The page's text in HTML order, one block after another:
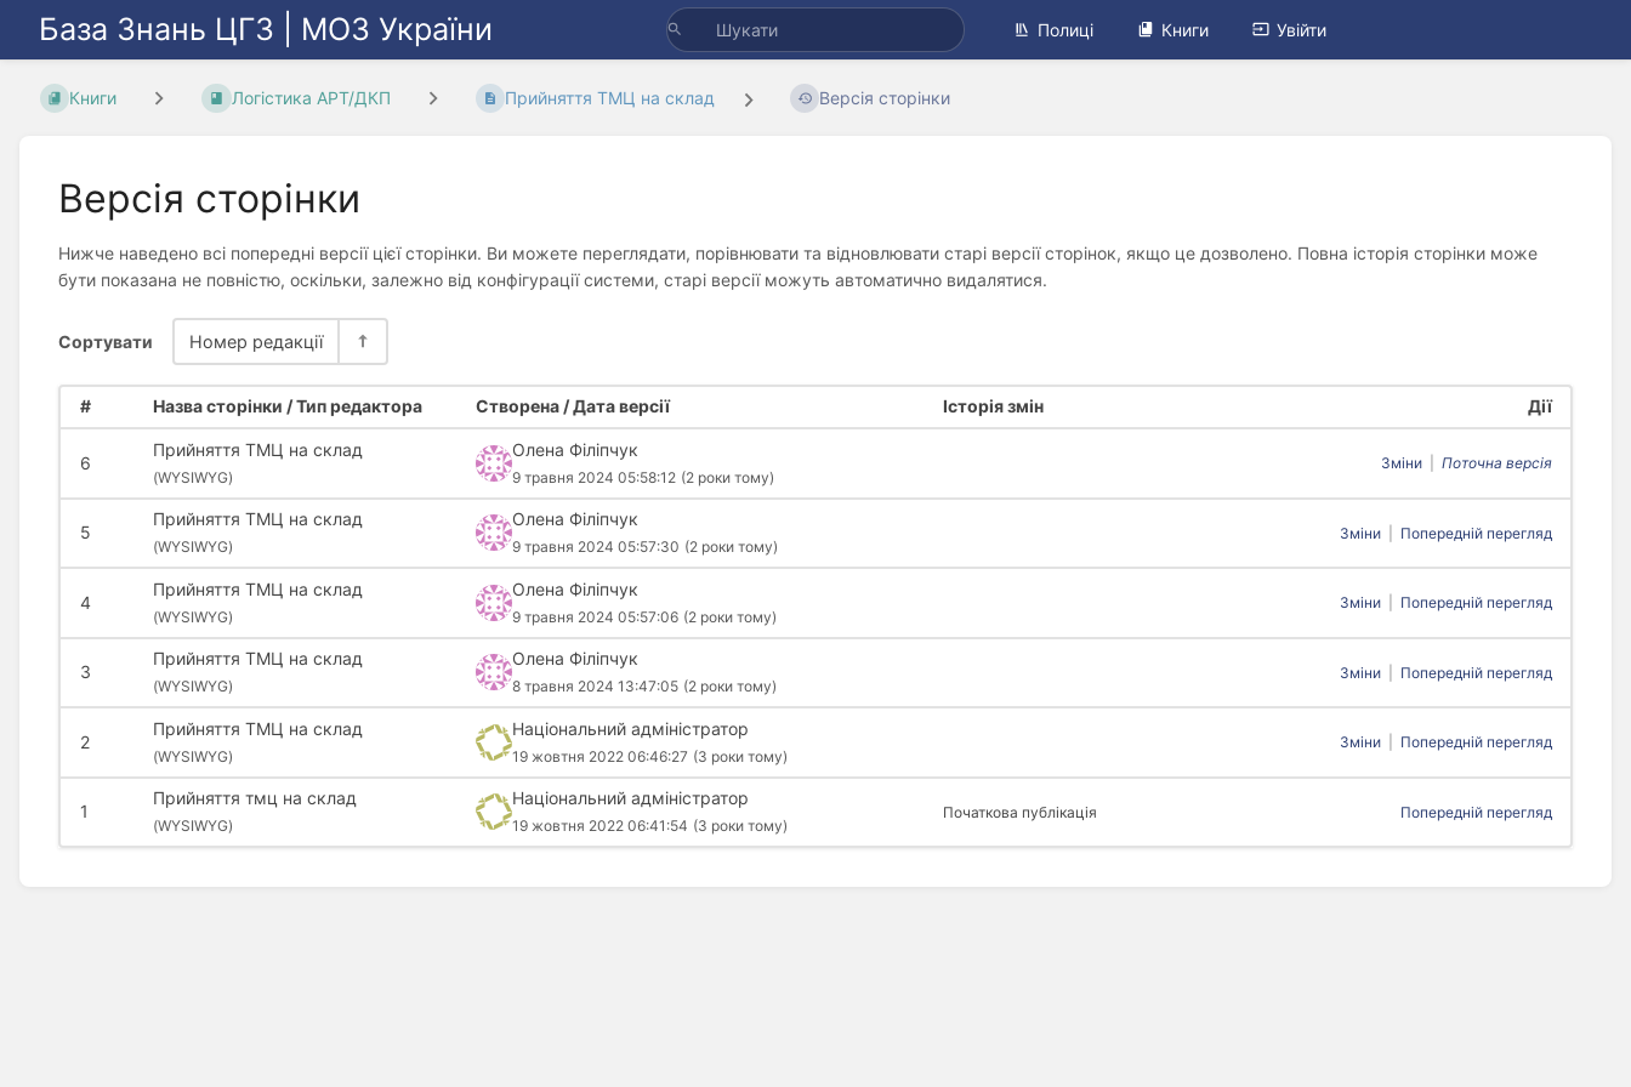
База Знань ЦГЗ | МОЗ України Полиці Книги Увійти
Книги Логістика АРТ/ДКП Прийняття ТМЦ на склад Версія сторінки
Версія сторінки
Нижче наведено всі попередні версії цієї сторінки. Ви можете переглядати, порівнювати та відновлювати старі версії сторінок, якщо це дозволено. Повна історія сторінки може
бути показана не повністю, оскільки, залежно від конфігурації системи, старі версії можуть автоматично видалятися.
Сортувати Номер редакції
# Назва сторінки / Тип редактора Створена / Дата версії Історія змін Дії
6
Прийняття ТМЦ на склад
(WYSIWYG)
Олена Філіпчук
9 травня 2024 05:58:12 (2 роки тому)
Зміни Поточна версія
5
Прийняття ТМЦ на склад
(WYSIWYG)
Олена Філіпчук
9 травня 2024 05:57:30 (2 роки тому)
Зміни Попередній перегляд
4
Прийняття ТМЦ на склад
(WYSIWYG)
Олена Філіпчук
9 травня 2024 05:57:06 (2 роки тому)
Зміни Попередній перегляд
3
Прийняття ТМЦ на склад
(WYSIWYG)
Олена Філіпчук
8 травня 2024 13:47:05 (2 роки тому)
Зміни Попередній перегляд
2
Прийняття ТМЦ на склад
(WYSIWYG)
Національний адміністратор
19 жовтня 2022 06:46:27 (3 роки тому)
Зміни Попередній перегляд
1
Прийняття тмц на склад
(WYSIWYG)
Національний адміністратор
19 жовтня 2022 06:41:54 (3 роки тому)
Початкова публікація Попередній перегляд